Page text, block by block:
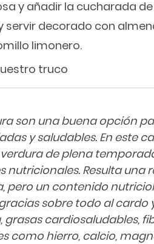
y añadir la cucharada
servir decorado con
limonero.
truco
son una buena opción
y saludables. En este
de plena
nutricionales. Resulta una
pero un contenido
sobre todo al cardo
cardiosaludables,
como hierro, calcio,